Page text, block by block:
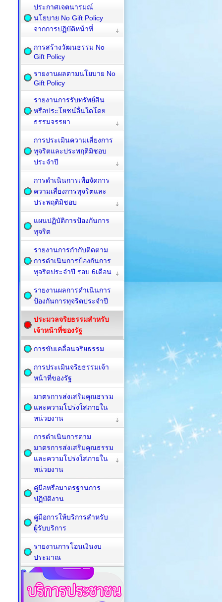
ประกาศเจตนารมณ์
นโยบาย No Gift Policy
จากการปฏิบัติหน้าที่
การสร้างวัฒนธรรม No
Gift Policy
รายงานผลตามนโยบาย No
Gift Policy
รายงานการรับทรัพย์สิน
หรือประโยชน์อื่นใดโดย
ธรรมจรรยา
การประเมินความเสี่ยงการ
ทุจริตและประพฤติมิชอบ
ประจำปี
การดำเนินการเพื่อจัดการ
ความเสี่ยงการทุจริตและ
ประพฤติมิชอบ
แผนปฏิบัติการป้องกันการ
ทุจริต
รายงานการกำกับติดตาม
การดำเนินการป้องกันการ
ทุจริตประจำปี รอบ 6เดือน
รายงานผลการดำเนินการ
ป้องกันการทุจริตประจำปี
ประมวลจริยธรรมสำหรับ
เจ้าหน้าที่ของรัฐ
การขับเคลื่อนจริยธรรม
การประเมินจริยธรรมเจ้า
หน้าที่ของรัฐ
มาตรการส่งเสริมคุณธรรม
และความโปร่งใสภายใน
หน่วยงาน
การดำเนินการตาม
มาตรการส่งเสริมคุณธรรม
และความโปร่งใสภายใน
หน่วยงาน
คู่มือหรือมาตรฐานการ
ปฏิบัติงาน
คู่มือการให้บริการสำหรับ
ผู้รับบริการ
รายงานการโอนเงินงบ
ประมาณ